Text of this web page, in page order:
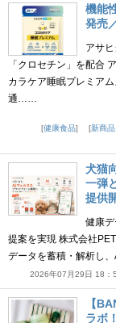
機能
発売
アサ
「クロセチン」を配合
カラケア睡眠プレミア
通……
健康食品
新商品
犬猫
一弾
提供
健康
提案を実現 株式会社
データを蓄積・解析し
2026年07月29日 18：
【
ラボ